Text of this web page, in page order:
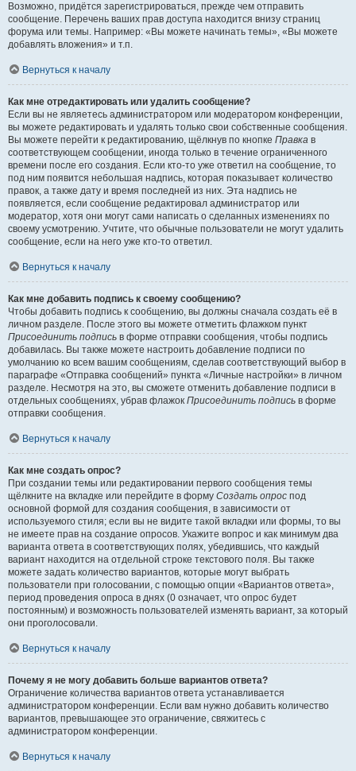
Возможно, придётся зарегистрироваться, прежде чем отправить
сообщение. Перечень ваших прав доступа находится внизу страниц
форума или темы. Например: «Вы можете начинать темы», «Вы можете
добавлять вложения» и т.п.
Вернуться к началу
Как мне отредактировать или удалить сообщение?
Если вы не являетесь администратором или модератором конференции,
вы можете редактировать и удалять только свои собственные сообщения.
Вы можете перейти к редактированию, щёлкнув по кнопке Правка в
соответствующем сообщении, иногда только в течение ограниченного
времени после его создания. Если кто-то уже ответил на сообщение, то
под ним появится небольшая надпись, которая показывает количество
правок, а также дату и время последней из них. Эта надпись не
появляется, если сообщение редактировал администратор или
модератор, хотя они могут сами написать о сделанных изменениях по
своему усмотрению. Учтите, что обычные пользователи не могут удалить
сообщение, если на него уже кто-то ответил.
Вернуться к началу
Как мне добавить подпись к своему сообщению?
Чтобы добавить подпись к сообщению, вы должны сначала создать её в
личном разделе. После этого вы можете отметить флажком пункт
Присоединить подпись в форме отправки сообщения, чтобы подпись
добавилась. Вы также можете настроить добавление подписи по
умолчанию ко всем вашим сообщениям, сделав соответствующий выбор в
параграфе «Отправка сообщений» пункта «Личные настройки» в личном
разделе. Несмотря на это, вы сможете отменить добавление подписи в
отдельных сообщениях, убрав флажок Присоединить подпись в форме
отправки сообщения.
Вернуться к началу
Как мне создать опрос?
При создании темы или редактировании первого сообщения темы
щёлкните на вкладке или перейдите в форму Создать опрос под
основной формой для создания сообщения, в зависимости от
используемого стиля; если вы не видите такой вкладки или формы, то вы
не имеете прав на создание опросов. Укажите вопрос и как минимум два
варианта ответа в соответствующих полях, убедившись, что каждый
вариант находится на отдельной строке текстового поля. Вы также
можете задать количество вариантов, которые могут выбрать
пользователи при голосовании, с помощью опции «Вариантов ответа»,
период проведения опроса в днях (0 означает, что опрос будет
постоянным) и возможность пользователей изменять вариант, за который
они проголосовали.
Вернуться к началу
Почему я не могу добавить больше вариантов ответа?
Ограничение количества вариантов ответа устанавливается
администратором конференции. Если вам нужно добавить количество
вариантов, превышающее это ограничение, свяжитесь с
администратором конференции.
Вернуться к началу